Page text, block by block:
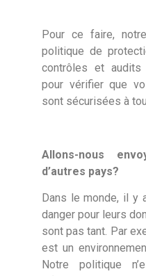
Pour ce faire,
politique de
contrôles et
pour vérifier que
sont sécurisées à
Allons-nous
d’autres pays?
Dans le monde, il y
danger pour leurs
sont pas tant. Par
est un
Notre politique